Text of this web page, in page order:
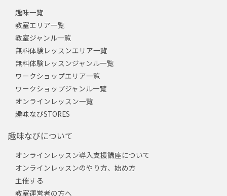
趣味一覧
教室エリア一覧
教室ジャンル一覧
無料体験レッスンエリア一覧
無料体験レッスンジャンル一覧
ワークショップエリア一覧
ワークショップジャンル一覧
オンラインレッスン一覧
趣味なびSTORES
趣味なびについて
オンラインレッスン導入支援講座について
オンラインレッスンのやり方、始め方
主催する
教室運営者の方へ